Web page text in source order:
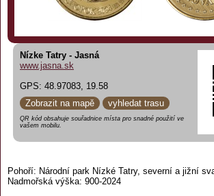
Nízke Tatry - Jasná
www.jasna.sk
GPS: 48.97083, 19.58
Zobrazit na mapě
vyhledat trasu
QR kód obsahuje souřadnice místa pro snadné použití ve
vašem mobilu.
Pohoří: Národní park Nízké Tatry, severní a jižní
Nadmořská výška: 900-2024